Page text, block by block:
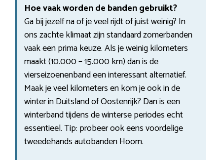
Hoe vaak worden de banden gebruikt?
Ga bij jezelf na of je veel rijdt of juist weinig? In
ons zachte klimaat zijn standaard zomerbanden
vaak een prima keuze. Als je weinig kilometers
maakt (10.000 – 15.000 km) dan is de
vierseizoenenband een interessant alternatief.
Maak je veel kilometers en kom je ook in de
winter in Duitsland of Oostenrijk? Dan is een
winterband tijdens de winterse periodes echt
essentieel. Tip: probeer ook eens voordelige
tweedehands autobanden Hoorn.